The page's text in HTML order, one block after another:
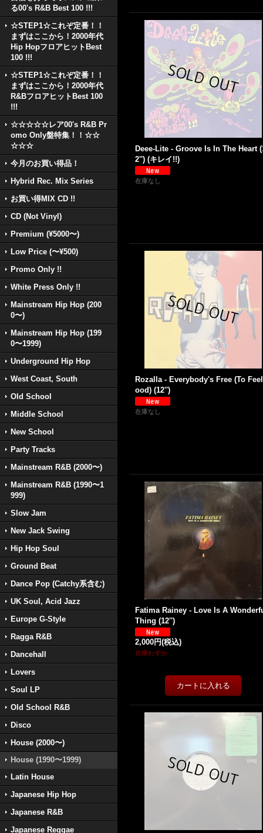
る00's R&B Best 100 !!!
☆STEP1☆これぞ定番！！
まずはここから！2000年代
Hip HopフロアヒットBest
100 !!!
☆STEP1☆これぞ定番！！
まずはここから！2000年代
R&BフロアヒットBest 100
!!!
☆☆☆☆☆レア00's R&B Pr
omo Only盤特集！！☆☆
☆☆☆
今月のお買い得品！
Hybrid Rec. Mix Series
お買い得MIX CD !!
CD (Not Vinyl)
Premium (¥5000〜)
Low Price (〜¥500)
Promo Only !!
White Press Only !!
Mainstream Hip Hop (200
0〜)
Mainstream Hip Hop (199
0〜1999)
Underground Hip Hop
West Coast, South
Old School
Middle School
New School
Party Tracks
Mainstream R&B (2000〜)
Mainstream R&B (1990〜1
999)
Slow Jam
New Jack Swing
Hip Hop Soul
Ground Beat
Dance Pop (Catchy系含む)
UK Soul, Acid Jazz
Europe G-Style
Ragga R&B
Dancehall
Lovers
Soul LP
Old School R&B
Disco
House (2000〜)
House (1990〜1999)
Latin House
Japanese Hip Hop
Japanese R&B
Japanese Reggae
Deee-Lite - Groove Is In The Heart
2'') (キレイ!!)
在庫なし
Rozalla - Everybody's Free (To
ood) (12'')
在庫なし
Fatima Rainey - Love Is A
Thing (12'')
2,000円(税込)
在庫わずか